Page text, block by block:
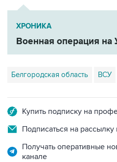
ХРОНИКА
Военная операция на
Белгородская область ВСУ
Купить подписку на
Подписаться на рассылку
Получать оперативные
канале